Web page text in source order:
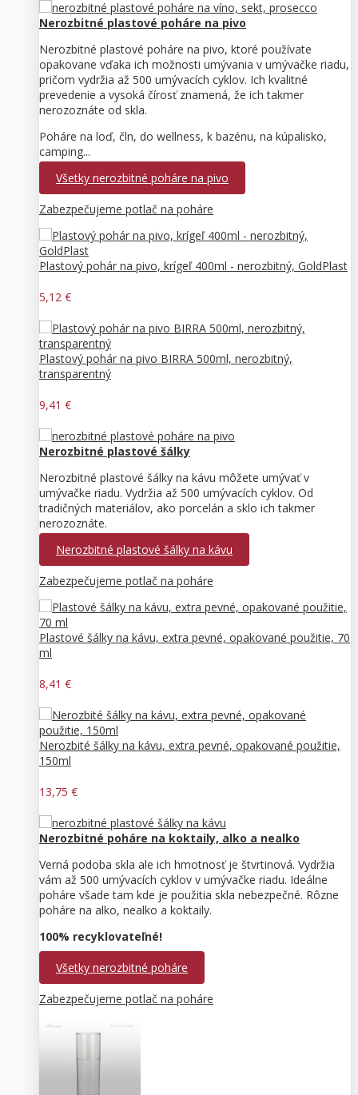
Nerozbitné plastové poháre na pivo
Nerozbitné plastové poháre na pivo, ktoré používate
opakovane vďaka ich možnosti umývania v umývačke riadu,
pričom vydržia až 500 umývacích cyklov. Ich kvalitné
prevedenie a vysoká čírosť znamená, že ich takmer
nerozoznáte od skla.
Poháre na loď, čln, do wellness, k bazénu, na kúpalisko,
camping...
Všetky nerozbitné poháre na pivo
Zabezpečujeme potlač na poháre
Plastový pohár na pivo, krígeľ 400ml - nerozbitný, GoldPlast
5,12 €
Plastový pohár na pivo BIRRA 500ml, nerozbitný,
transparentný
9,41 €
Nerozbitné plastové šálky
Nerozbitné plastové šálky na kávu môžete umývať v
umývačke riadu. Vydržia až 500 umývacích cyklov. Od
tradičných materiálov, ako porcelán a sklo ich takmer
nerozoznáte.
Nerozbitné plastové šálky na kávu
Zabezpečujeme potlač na poháre
Plastové šálky na kávu, extra pevné, opakované použitie, 70
ml
8,41 €
Nerozbité šálky na kávu, extra pevné, opakované použitie,
150ml
13,75 €
Nerozbitné poháre na koktaily, alko a nealko
Verná podoba skla ale ich hmotnosť je štvrtinová. Vydržia
vám až 500 umývacích cyklov v umývačke riadu. Ideálne
poháre všade tam kde je použitia skla nebezpečné. Rôzne
poháre na alko, nealko a koktaily.
100% recyklovateľné!
Všetky nerozbitné poháre
Zabezpečujeme potlač na poháre